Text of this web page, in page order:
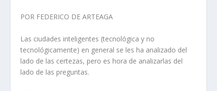
POR FEDERICO DE ARTEAGA
Las ciudades inteligentes (tecnológica y no
tecnológicamente) en general se les ha analizado del
lado de las certezas, pero es hora de analizarlas del
lado de las preguntas.